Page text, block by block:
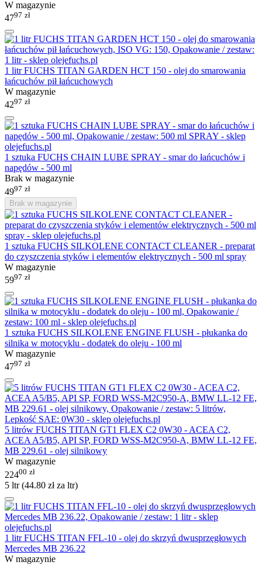
W magazynie
4797 zł
1 litr FUCHS TITAN GARDEN HCT 150 - olej do smarowania
łańcuchów pił łańcuchowych
W magazynie
4297 zł
1 sztuka FUCHS CHAIN LUBE SPRAY - smar do łańcuchów i
napędów - 500 ml
Brak w magazynie
4997 zł
Brak w magazynie
1 sztuka FUCHS SILKOLENE CONTACT CLEANER - preparat
do czyszczenia styków i elementów elektrycznych - 500 ml spray
W magazynie
5997 zł
1 sztuka FUCHS SILKOLENE ENGINE FLUSH - płukanka do
silnika w motocyklu - dodatek do oleju - 100 ml
W magazynie
4797 zł
5 litrów FUCHS TITAN GT1 FLEX C2 0W30 - ACEA C2,
ACEA A5/B5, API SP, FORD WSS-M2C950-A, BMW LL-12 FE,
MB 229.61 - olej silnikowy
W magazynie
22400 zł
5 ltr (44.80 złza ltr)
1 litr FUCHS TITAN FFL-10 - olej do skrzyń dwusprzęgłowych
Mercedes MB 236.22
W magazynie